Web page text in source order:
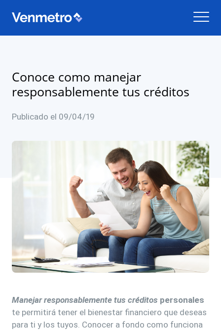
Conoce como manejar
responsablemente tus créditos
Publicado el 09/04/19
Manejar responsablemente tus créditos personales
te permitirá tener el bienestar financiero que deseas
para ti y los tuyos. Conocer a fondo como funciona